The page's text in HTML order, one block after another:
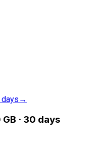
days →
GB · 30 days